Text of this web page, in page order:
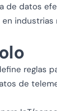
de datos
industrias
reglas
de